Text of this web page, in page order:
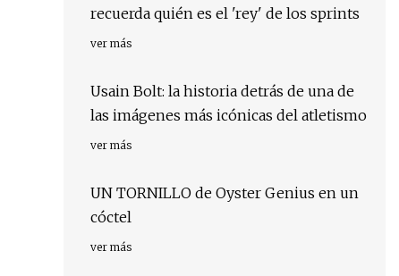
recuerda quién es el 'rey' de los sprints
ver más
Usain Bolt: la historia detrás de una de
las imágenes más icónicas del atletismo
ver más
UN TORNILLO de Oyster Genius en un
cóctel
ver más